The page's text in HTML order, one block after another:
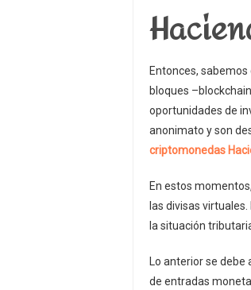
Entonces,
bloques
oportunidades de
anonimato y son
criptomonedas
En estos
las divisas
la situación
Lo anterior se
de entradas